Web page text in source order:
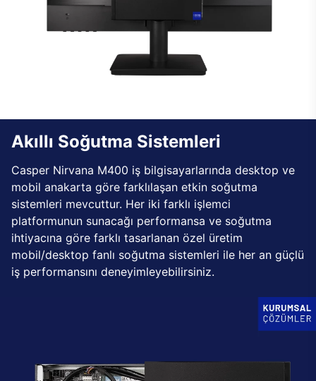
Akıllı Soğutma Sistemleri
Casper Nirvana M400 iş bilgisayarlarında desktop ve
mobil anakarta göre farklılaşan etkin soğutma
sistemleri mevcuttur. Her iki farklı işlemci
platformunun sunacağı performansa ve soğutma
ihtiyacına göre farklı tasarlanan özel üretim
mobil/desktop fanlı soğutma sistemleri ile her an güçlü
iş performansını deneyimleyebilirsiniz.